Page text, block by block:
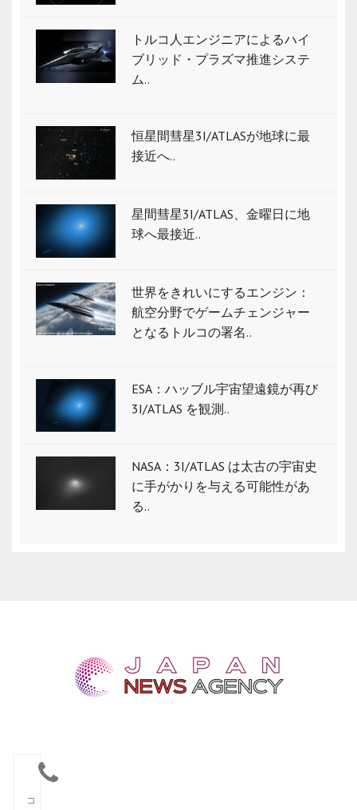
トルコ人エンジニアによるハイ
ブリッド・プラズマ推進システ
ム..
恒星間彗星3I/ATLASが地球に最
接近へ..
星間彗星3I/ATLAS、金曜日に地
球へ最接近..
世界をきれいにするエンジン：
航空分野でゲームチェンジャー
となるトルコの署名..
ESA：ハッブル宇宙望遠鏡が再び
3I/ATLAS を観測..
NASA：3I/ATLAS は太古の宇宙史
に手がかりを与える可能性があ
る..
コ